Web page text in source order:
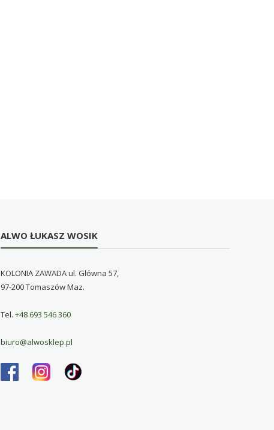
ALWO ŁUKASZ WOSIK
KOLONIA ZAWADA ul. Główna 57,
97-200 Tomaszów Maz.
Tel.+48 693 546 360
biuro@alwosklep.pl